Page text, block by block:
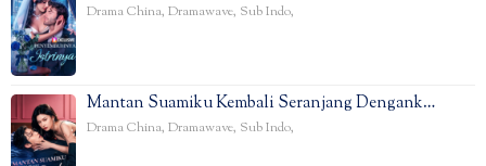
Drama China, Dramawave, Sub Indo,
Mantan Suamiku Kembali Seranjang Dengank…
Drama China, Dramawave, Sub Indo,